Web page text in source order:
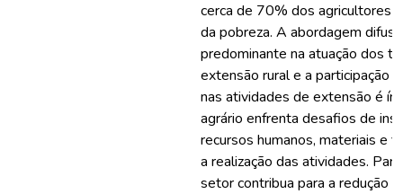
cerca de 70% dos agricultores
da pobreza. A abordagem
predominante na atuação dos
extensão rural e a participação
nas atividades de extensão é
agrário enfrenta desafios de
recursos humanos, materiais e
a realização das atividades.
setor contribua para a redução